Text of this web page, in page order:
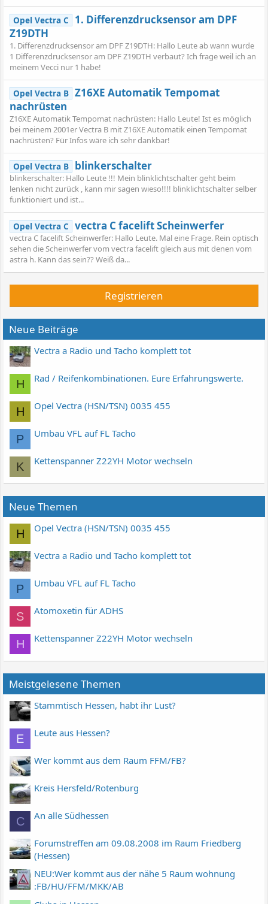
Opel Vectra C
1. Differenzdrucksensor am DPF
Z19DTH
1. Differenzdrucksensor am DPF Z19DTH: Hallo Leute ab wann wurde
1 Differenzdrucksensor am DPF Z19DTH verbaut? Ich frage weil ich an
meinem Vecci nur 1 habe!
Opel Vectra B Z16XE Automatik Tempomat
nachrüsten
Z16XE Automatik Tempomat nachrüsten: Hallo Leute! Ist es möglich
bei meinem 2001er Vectra B mit Z16XE Automatik einen Tempomat
nachrüsten? Für Infos wäre ich sehr dankbar!
Opel Vectra B blinkerschalter
blinkerschalter: Hallo Leute !!! Mein blinklichtschalter geht beim
lenken nicht zurück , kann mir sagen wieso!!!! blinklichtschalter selber
funktioniert und ist...
Opel Vectra C vectra C facelift Scheinwerfer
vectra C facelift Scheinwerfer: Hallo Leute. Mal eine Frage. Rein optisch
sehen die Scheinwerfer vom vectra facelift gleich aus mit denen vom
astra h. Kann das sein?? Weiß da...
Registrieren
Neue Beiträge
Vectra a Radio und Tacho komplett tot
H Rad / Reifenkombinationen. Eure Erfahrungswerte.
H Opel Vectra (HSN/TSN) 0035 455
P Umbau VFL auf FL Tacho
K Kettenspanner Z22YH Motor wechseln
Neue Themen
H Opel Vectra (HSN/TSN) 0035 455
Vectra a Radio und Tacho komplett tot
P Umbau VFL auf FL Tacho
S Atomoxetin für ADHS
H Kettenspanner Z22YH Motor wechseln
Meistgelesene Themen
Stammtisch Hessen, habt ihr Lust?
E Leute aus Hessen?
Wer kommt aus dem Raum FFM/FB?
Kreis Hersfeld/Rotenburg
C An alle Südhessen
Forumstreffen am 09.08.2008 im Raum Friedberg
(Hessen)
NEU:Wer kommt aus der nähe 5 Raum wohnung
:FB/HU/FFM/MKK/AB